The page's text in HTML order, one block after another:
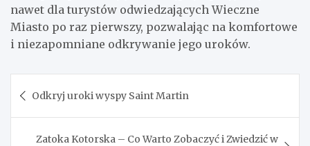
nawet dla turystów odwiedzających Wieczne
Miasto po raz pierwszy, pozwalając na komfortowe
i niezapomniane odkrywanie jego uroków.
wpisu
Odkryj uroki wyspy Saint Martin
Zatoka Kotorska – Co Warto Zobaczyć i Zwiedzić w